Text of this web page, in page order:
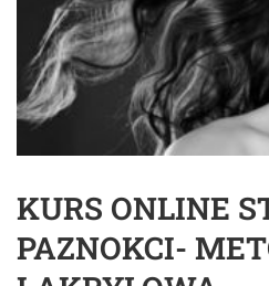
KURS ONLINE
PAZNOKCI-